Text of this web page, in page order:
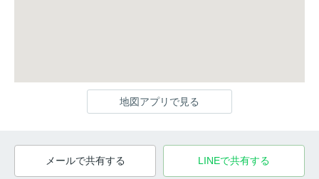
地図アプリで見る
メールで共有する LINEで共有する